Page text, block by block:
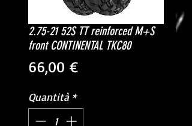
2.75-21 52S TT reinforced M+S
front CONTINENTAL TKC80
66,00 €Prezzo
Quantità *